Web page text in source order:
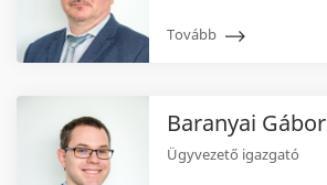
Tovább
Baranyai Gábor
Ügyvezető igazgató